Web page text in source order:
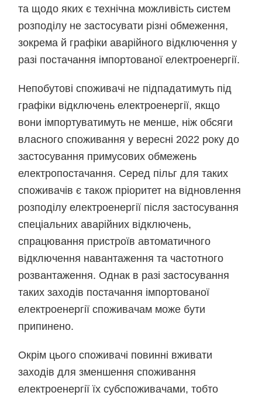
та щодо яких є технічна можливість систем
розподілу не застосувати різні обмеження,
зокрема й графіки аварійного відключення у
разі постачання імпортованої електроенергії.
Непобутові споживачі не підпадатимуть під
графіки відключень електроенергії, якщо
вони імпортуватимуть не менше, ніж обсяги
власного споживання у вересні 2022 року до
застосування примусових обмежень
електропостачання. Серед пільг для таких
споживачів є також пріоритет на відновлення
розподілу електроенергії після застосування
спеціальних аварійних відключень,
спрацювання пристроїв автоматичного
відключення навантаження та частотного
розвантаження. Однак в разі застосування
таких заходів постачання імпортованої
електроенергії споживачам може бути
припинено.
Окрім цього споживачі повинні вживати
заходів для зменшення споживання
електроенергії їх субспоживачами, тобто